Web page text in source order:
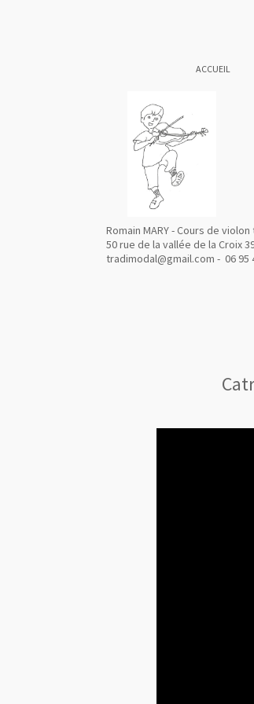
ACCUEIL
Romain MARY - Cours de
50 rue de la vallée de la Croix
tradimodal@gmail.com - 06 95